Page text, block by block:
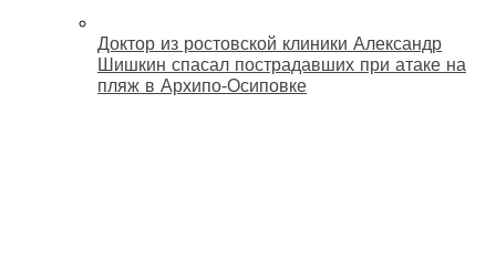
Доктор из ростовской клиники Александр
Шишкин спасал пострадавших при атаке на
пляж в Архипо‑Осиповке